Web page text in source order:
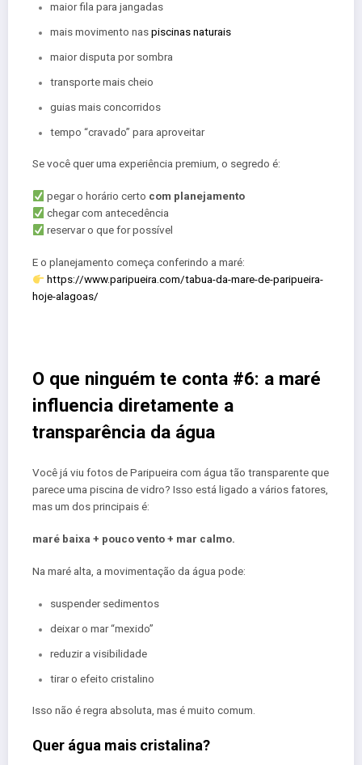
maior fila para jangadas
mais movimento naspiscinas naturais
maior disputa por sombra
transporte mais cheio
guias mais concorridos
tempo “cravado” para aproveitar
Se você quer uma experiência premium, o segredo é:
pegar o horário certo com planejamento
chegar com antecedência
reservar o que for possível
E o planejamento começa conferindo a maré:
https://www.paripueira.com/tabua-da-mare-de-paripueira-
hoje-alagoas/
O que ninguém te conta #6: a maré
influencia diretamente a
transparência da água
Você já viu fotos de Paripueira com água tão transparente que
parece uma piscina de vidro? Isso está ligado a vários fatores,
mas um dos principais é:
maré baixa + pouco vento + mar calmo.
Na maré alta, a movimentação da água pode:
suspender sedimentos
deixar o mar “mexido”
reduzir a visibilidade
tirar o efeito cristalino
Isso não é regra absoluta, mas é muito comum.
Quer água mais cristalina?